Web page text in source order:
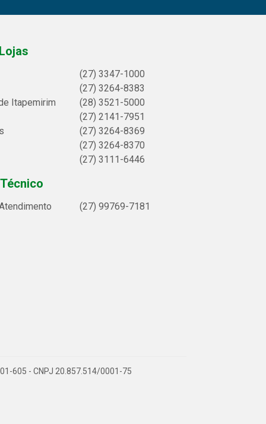
(27) 3347-1000
(27) 3264-8383
Itapemirim
(28) 3521-5000
(27) 2141-7951
(27) 3264-8369
(27) 3264-8370
(27) 3111-6446
(27) 99769-7181
605 - CNPJ 20.857.514/0001-75